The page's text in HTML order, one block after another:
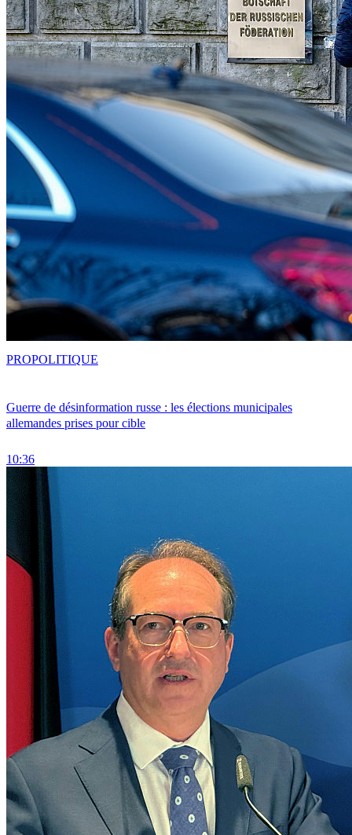
Guerre de désinformation russe : les élections municipales
allemandes prises pour cible
10:36
PROPOLITIQUE